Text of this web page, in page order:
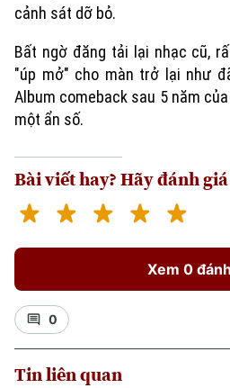
Chuyên mục
cảnh sát dỡ bỏ.
Bất ngờ đăng tải lại nhạc cũ,
"úp mở" cho màn trở lại như
Album comeback sau 5 năm
một ẩn số.
Bài viết hay? Hãy đánh
Xem 0
0
Tin liên quan